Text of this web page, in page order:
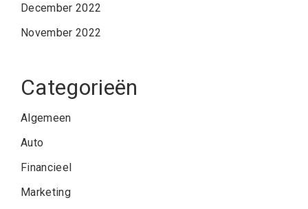
December 2022
November 2022
Categorieën
Algemeen
Auto
Financieel
Marketing